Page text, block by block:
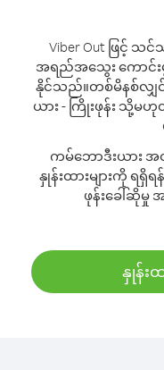
Viber Out ဖြင့်
အရည်အသွေး ကောင်းမွ
နိုင်သည်။တစ်မိနစ်လျှ
ယား - ကြိုးဖုန်း သို့
ကမ်ဘောဒီးယား
နှုန်းထားများကို ရ
ဖုန်းခေါ်ဆို
နှုန်းထ